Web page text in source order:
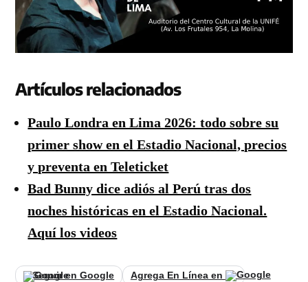
Artículos relacionados
Paulo Londra en Lima 2026: todo sobre su
primer show en el Estadio Nacional, precios
y preventa en Teleticket
Bad Bunny dice adiós al Perú tras dos
noches históricas en el Estadio Nacional.
Aquí los videos
Seguir en Google
Agrega En Línea en